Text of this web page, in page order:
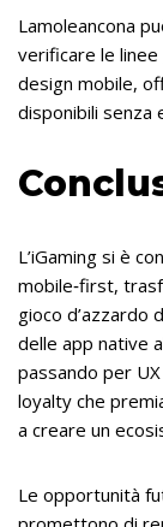
Lamoleancona
verificare le
design mobile,
disponibili senza
L’iGaming si è
mobile‑first,
gioco d’azzardo
delle app native
passando per
loyalty che
a creare un
Le opportunità